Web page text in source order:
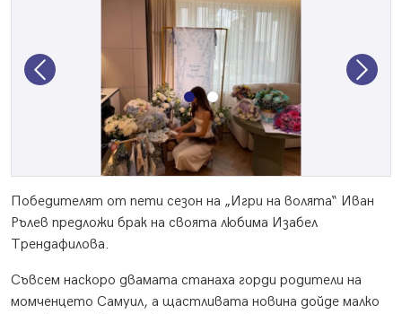
Previous Next
Победителят от пети сезон на „Игри на волята“ Иван
Рълев предложи брак на своята любима Изабел
Трендафилова.
Съвсем наскоро двамата станаха горди родители на
момченцето Самуил, а щастливата новина дойде малко